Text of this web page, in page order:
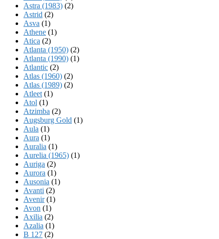
Astra (1983) (2)
Astrid (2)
Asva (1)
Athene (1)
Atica (2)
Atlanta (1950) (2)
Atlanta (1990) (1)
Atlantic (2)
Atlas (1960) (2)
Atlas (1989) (2)
Atleet (1)
Atol (1)
Atzimba (2)
Augsburg Gold (1)
Aula (1)
Aura (1)
Auralia (1)
Aurelia (1965) (1)
Auriga (2)
Aurora (1)
Ausonia (1)
Avanti (2)
Avenir(1)
Avon (1)
Axilia (2)
Azalia (1)
B 127 (2)